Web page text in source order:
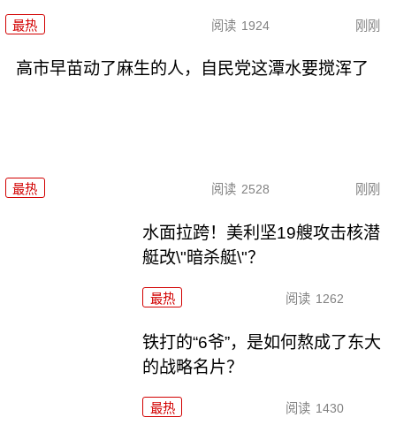
最热 阅读 1924 刚刚
高市早苗动了麻生的人，自民党这潭水要搅浑了
最热 阅读 2528 刚刚
水面拉跨！美利坚19艘攻击核潜
艇改\"暗杀艇\"？
最热 阅读 1262
铁打的“6爷”，是如何熬成了东大
的战略名片？
最热 阅读 1430